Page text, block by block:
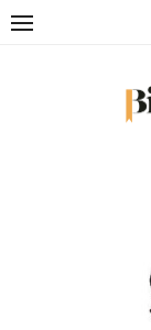
Saltar